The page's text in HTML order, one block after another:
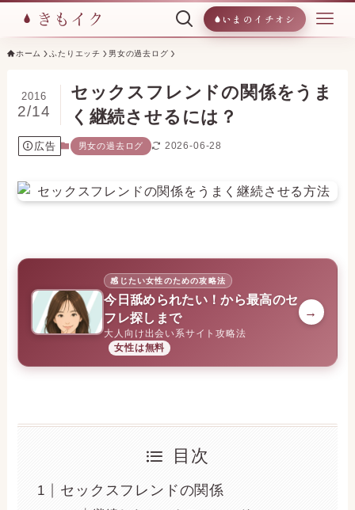
いまのイチオシ
ホーム ふたりエッチ 男女の過去ログ
セックスフレンドの関係をうま
く継続させるには？
2016
2/14
広告 男女の過去ログ 2026-06-28
感じたい女性のための攻略法
今日舐められたい！から最高のセ
フレ探しまで
大人向け出会い系サイト攻略法
女性は無料
→
目次
セックスフレンドの関係